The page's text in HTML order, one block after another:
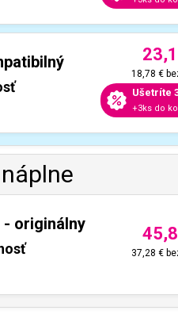
18,78 €
Ušetríte
+3ks do
- originálny
37,28 €